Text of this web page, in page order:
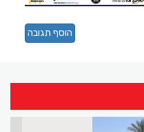
הוסף תגובה